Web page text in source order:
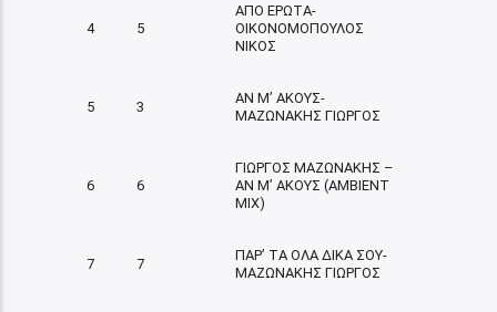
4 5
ΑΠΟ ΕΡΩΤΑ-
ΟΙΚΟΝΟΜΟΠΟΥΛΟΣ
ΝΙΚΟΣ
5 3
ΑΝ Μ’ ΑΚΟΥΣ-
ΜΑΖΩΝΑΚΗΣ ΓΙΩΡΓΟΣ
6 6
ΓΙΩΡΓΟΣ ΜΑΖΩΝΑΚΗΣ –
ΑΝ Μ’ ΑΚΟΥΣ (AMBIENT
MIX)
7 7
ΠΑΡ’ ΤΑ ΟΛΑ ΔΙΚΑ ΣΟΥ-
ΜΑΖΩΝΑΚΗΣ ΓΙΩΡΓΟΣ